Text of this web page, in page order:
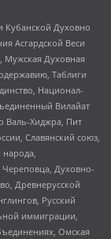
Кубанской Духовно
Асгардской Веси
Мужская Духовная
Таблиги
Национал-
Вилайат
Валь-Хиджра, Пит
Славянский союз,
Череповца, Духовно-
Древнерусской
Русский
иммиграции,
Омская